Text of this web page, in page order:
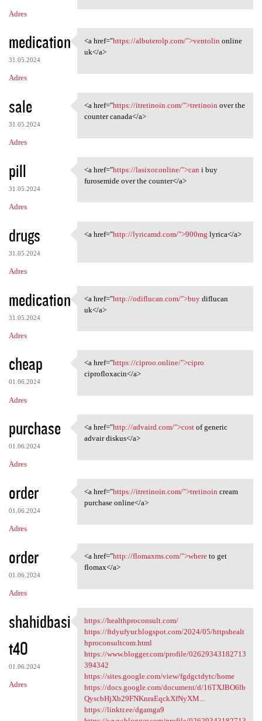
r
z
e
Adres
medication
31.05.2024
Adres
<a href="https://albuterolp
<a href="https://albuterolp.com/">ventolin online
uk</a>
sale
31.05.2024
Adres
<a href="https://itretinoin
<a href="https://itretinoin.com/">tretinoin over the
counter canada</a>
pill
31.05.2024
Adres
<a href="https://lasixor
<a href="https://lasixor.online/">can i buy
furosemide over the counter</a>
drugs
31.05.2024
Adres
<a href="http://lyricamd.com/
<a href="http://lyricamd.com/">900mg lyrica</a>
medication
31.05.2024
Adres
<a href="http://odiflucan.com
<a href="http://odiflucan.com/">buydiflucan
uk</a>
cheap
01.06.2024
Adres
<a href="https://ciproo
<a href="https://ciproo.online/">cipro
ciprofloxacin</a>
purchase
01.06.2024
Adres
<a href="http://advaird.com/"
<a href="http://advaird.com/">costof generic
advair diskus</a>
order
01.06.2024
Adres
<a href="https://itretinoin
<a href="https://itretinoin.com/">tretinoin cream
purchase online</a>
order
01.06.2024
Adres
<a href="http://flomaxms.com/
<a href="http://flomaxms.com/">whereto get
flomax</a>
shahidbasi
t40
01.06.2024
Adres
https://healthproconsult.com/
https://healthproconsult.com/
https://ftdyufyur.blogspot.com/2024/05/httpshealt
hproconsultcom.html
https://www.blogger.com/profile/02629343182713
394342
https://sites.google.com/view/fgdgctdytc/home
https://docs.google.com/document/d/16TXJBO6lb
QyscbHjXb29FNKnraEqckXfNyXM...
https://linktr.ee/dgamga9